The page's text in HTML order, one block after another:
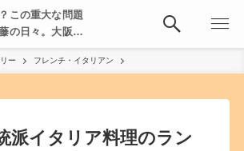
この重大な問題
の日々。大阪・
とした食べ歩
る。
ー フレンチ・イタリアン
派イタリア料理のラン